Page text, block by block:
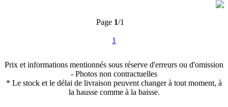
Page 1/1
1
Prix et informations mentionnés sous réserve d'erreurs ou d'omission
- Photos non contractuelles
* Le stock et le délai de livraison peuvent changer à tout moment, à
la hausse comme à la baisse.